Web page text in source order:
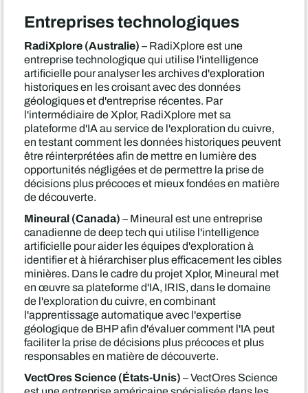
Entreprises technologiques
RadiXplore (Australie)– RadiXplore est une
entreprise technologique qui utilise l'intelligence
artificielle pour analyser les archives d'exploration
historiques en les croisant avec des données
géologiques et d'entreprise récentes. Par
l'intermédiaire de Xplor, RadiXplore met sa
plateforme d'IA au service de l'exploration du cuivre,
en testant comment les données historiques peuvent
être réinterprétées afin de mettre en lumière des
opportunités négligées et de permettre la prise de
décisions plus précoces et mieux fondées en matière
de découverte.
Mineural (Canada)– Mineural est une entreprise
canadienne de deep tech qui utilise l'intelligence
artificielle pour aider les équipes d'exploration à
identifier et à hiérarchiser plus efficacement les cibles
minières. Dans le cadre du projet Xplor, Mineural met
en œuvre sa plateforme d'IA, IRIS, dans le domaine
de l'exploration du cuivre, en combinant
l'apprentissage automatique avec l'expertise
géologique de BHP afin d'évaluer comment l'IA peut
faciliter la prise de décisions plus précoces et plus
responsables en matière de découverte.
VectOres Science (États-Unis)– VectOres Science